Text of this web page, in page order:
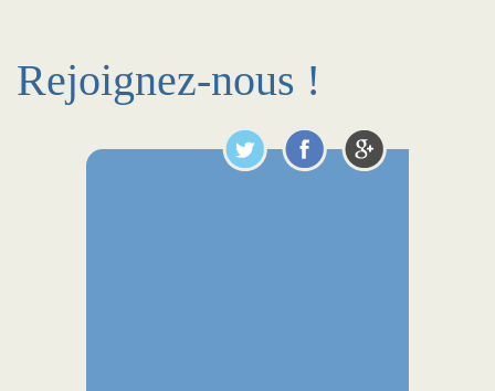
Rejoignez-nous !